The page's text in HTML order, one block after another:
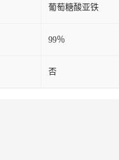
葡萄糖酸亚铁
99％
否